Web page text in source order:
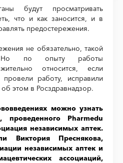
будут просматривать
что и как заносится, и в
предостережения.
не обязательно, такой
Но по опыту работы
относится, если
провели работу, исправили
этом в Росздравнадзор.
можно узнать
, проведенного Pharmedu
независимых аптек.
Виктория Преснякова,
независимых аптек и
ассоциаций,